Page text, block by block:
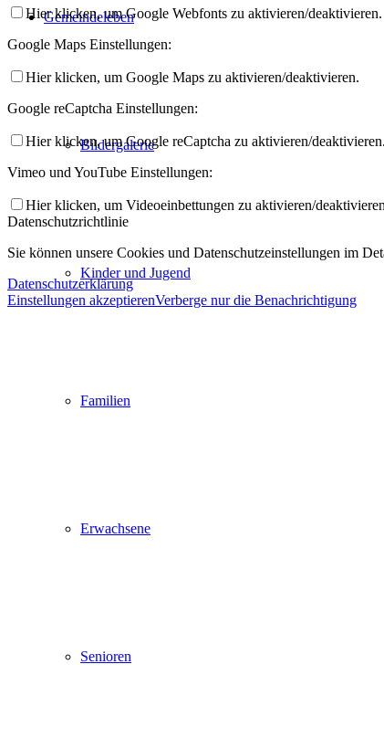
Gemeindeleben
Bildergalerie
Kinder und Jugend
Familien
Erwachsene
Senioren
Hier klicken, um Google Webfonts zu aktivieren/deaktivieren.
Google Maps Einstellungen:
Hier klicken, um Google Maps zu aktivieren/deaktivieren.
Google reCaptcha Einstellungen:
Hier klicken, um Google reCaptcha zu aktivieren/deaktivieren.
Vimeo und YouTube Einstellungen:
Hier klicken, um Videoeinbettungen zu aktivieren/
Datenschutzrichtlinie
Sie können unsere Cookies und Datenschutzeinstellungen im
Datenschutzerklärung
Einstellungen akzeptierenVerberge nur die Benachrichtigung